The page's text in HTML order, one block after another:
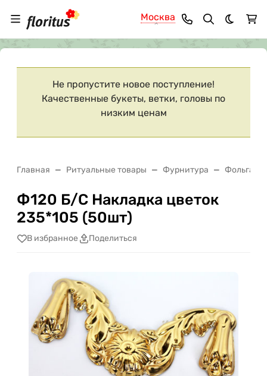
Москва
Ваш городМосква?
Темная
Не пропустите новое поступление!
Качественные букеты, ветки, головы по
низким ценам
Главная Ритуальные товары Фурнитура Фольга
Ф120 Б/С Накладка цветок
235*105 (50шт)
В избранное Поделиться